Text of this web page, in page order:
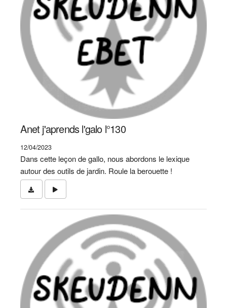
Anet j'aprends l'galo l°130
12/04/2023
Dans cette leçon de gallo, nous abordons le lexique
autour des outils de jardin. Roule la berouette !